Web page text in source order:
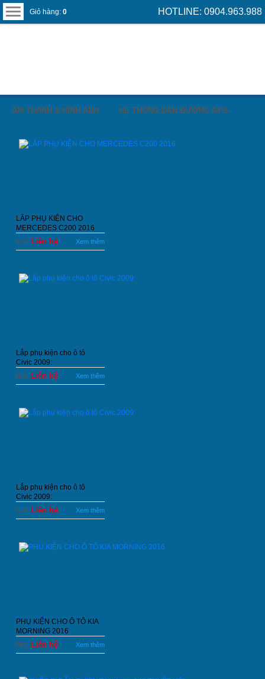
Giỏ hàng: 0 HOTLINE: 0904.963.988
ÂM THANH & HÌNH ẢNH HỆ THỐNG DẪN ĐƯỜNG GPS
LẮP PHỤ KIỆN CHO
MERCEDES C200 2016
Giá: Liên hệ Xem thêm
Lắp phụ kiện cho ô tô
Civic 2009:
Giá: Liên hệ Xem thêm
Lắp phụ kiện cho ô tô
Civic 2009:
Giá: Liên hệ Xem thêm
PHỤ KIỆN CHO Ô TÔ KIA
MORNING 2016
Giá: Liên hệ Xem thêm